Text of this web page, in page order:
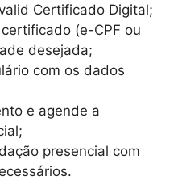
Certificado Digital;
(e-CPF ou
desejada;
com os dados
e agende a
presencial com